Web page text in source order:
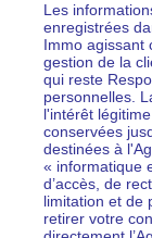
Les
enregistrées
Immo agissant
gestion de la
qui reste
personnelles.
l'intérêt
conservées
destinées à
« informatique
d’accès, de
limitation et de
retirer votre